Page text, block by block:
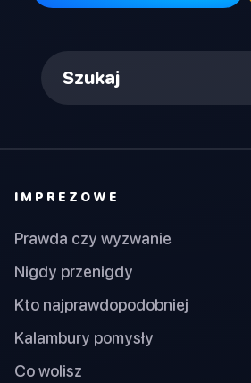
Szukaj
IMPREZOWE
Prawda czy wyzwanie
Nigdy przenigdy
Kto najprawdopodobniej
Kalambury pomysły
Co wolisz